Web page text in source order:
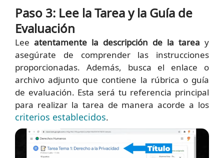
Paso 3: Lee la Tarea y la Guía de
Evaluación
Lee atentamente la descripción de la tarea y
asegúrate de comprender las instrucciones
proporcionadas. Además, busca el enlace o
archivo adjunto que contiene la rúbrica o guía
de evaluación. Esta será tu referencia principal
para realizar la tarea de manera acorde a los
criterios establecidos.